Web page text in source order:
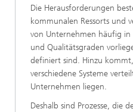
​Die Herausforderungen
kommunalen Ressorts und
von Unternehmen häufig in
und Qualitätsgraden
definiert sind. Hinzu
verschiedene Systeme
Unternehmen liegen.
​​Deshalb sind Prozesse, die